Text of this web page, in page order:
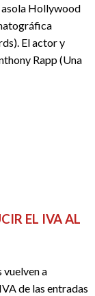
asola Hollywood
El actor y
Rapp (Una
EL IVA AL
a
de las entradas